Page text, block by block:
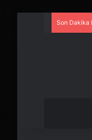
Son Dakika